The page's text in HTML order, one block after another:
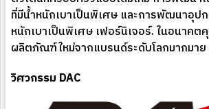
ที่มีน้ำหนักเบาเป็นพิเศษ และการพัฒนาอุป
หนักเบาเป็นพิเศษ เฟอร์นิเจอร์. ในอนาค
ผลิตภัณฑ์ใหม่จากแบรนด์ระดับโลกมากมาย
วิศวกรรม DAC